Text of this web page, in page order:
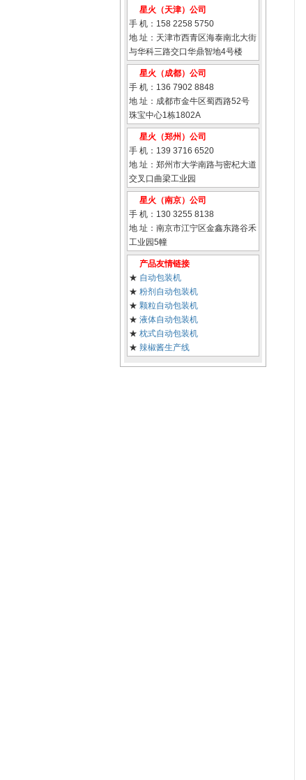
星火（天津）公司
手 机：158 2258 5750
地 址：天津市西青区海泰南北大街
与华科三路交口华鼎智地4号楼
星火（成都）公司
手 机：136 7902 8848
地 址：成都市金牛区蜀西路52号
珠宝中心1栋1802A
星火（郑州）公司
手 机：139 3716 6520
地 址：郑州市大学南路与密杞大道
交叉口曲梁工业园
星火（南京）公司
手 机：130 3255 8138
地 址：南京市江宁区金鑫东路谷禾
工业园5幢
产品友情链接
★ 自动包装机
★ 粉剂自动包装机
★ 颗粒自动包装机
★ 液体自动包装机
★ 枕式自动包装机
★ 辣椒酱生产线